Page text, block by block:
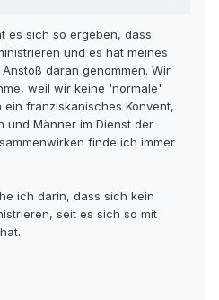
es sich so ergeben, dass
und es hat meines
daran genommen. Wir
weil wir keine 'normale'
franziskanisches Konvent,
und Männer im Dienst der
finde ich immer
ich darin, dass sich kein
seit es sich so mit